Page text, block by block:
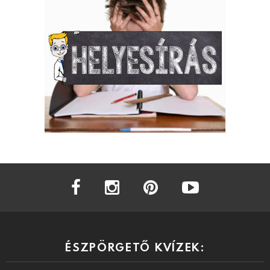
facebook instagram
ÉSZPÖRGETŐ KVÍZEK: